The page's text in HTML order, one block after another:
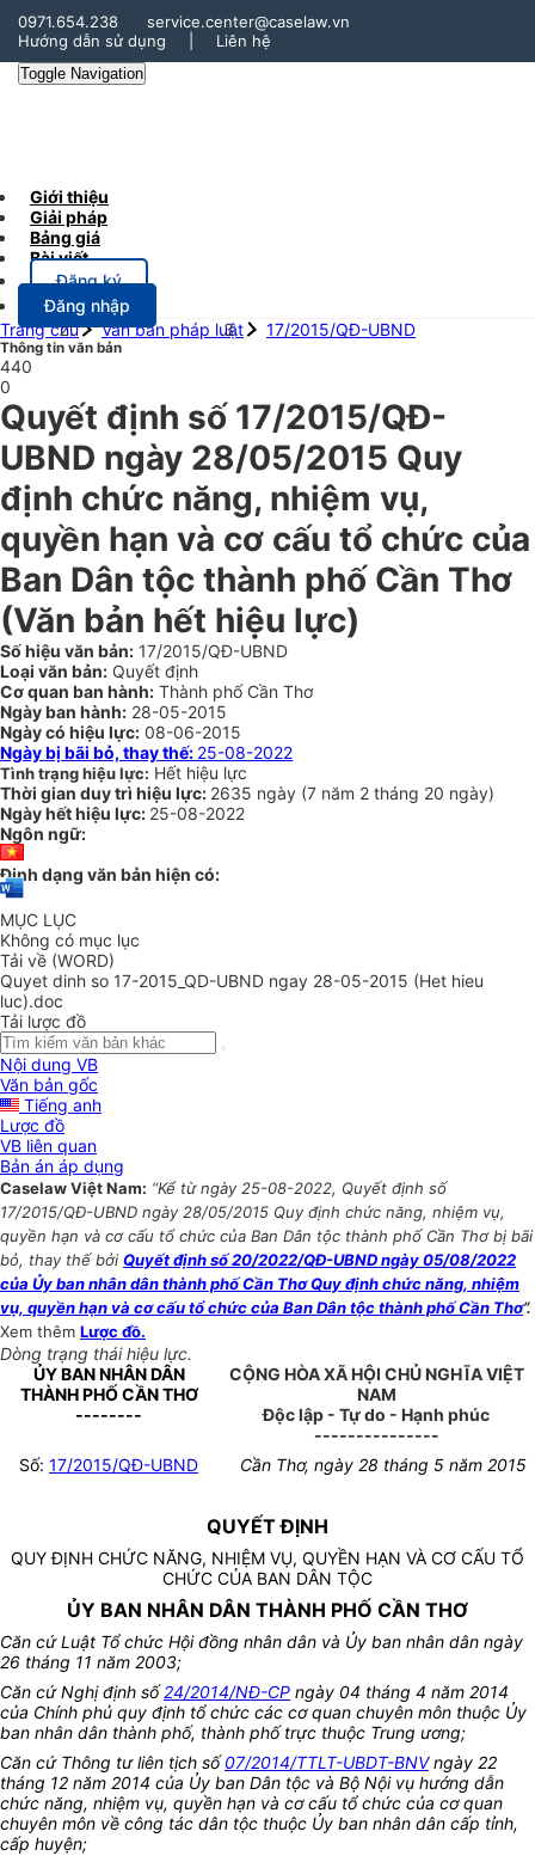
0971.654.238
service.center@caselaw.vn
Hướng dẫn sử dụng
Liên hệ
Toggle Navigation
Giới thiệu
Giải pháp
Bảng giá
Bài viết
Đăng ký
Đăng nhập
Trang chủ
Văn bản pháp luật 17/2015/QĐ-UBND
Thông tin văn bản
440
0
Quyết định số 17/2015/QĐ-
UBND ngày 28/05/2015 Quy
định chức năng, nhiệm vụ,
quyền hạn và cơ cấu tổ chức của
Ban Dân tộc thành phố Cần Thơ
(Văn bản hết hiệu lực)
Số hiệu văn bản: 17/2015/QĐ-UBND
Loại văn bản: Quyết định
Cơ quan ban hành: Thành phố Cần Thơ
Ngày ban hành: 28-05-2015
Ngày có hiệu lực: 08-06-2015
Ngày bị bãi bỏ, thay thế: 25-08-2022
Tình trạng hiệu lực: Hết hiệu lực
Thời gian duy trì hiệu lực: 2635 ngày (7 năm 2 tháng 20 ngày)
Ngày hết hiệu lực: 25-08-2022
Ngôn ngữ:
Định dạng văn bản hiện có:
MỤC LỤC
Không có mục lục
Tải về (WORD)
Quyet dinh so 17-2015_QD-UBND ngay 28-05-2015 (Het hieu
luc).doc
Tải lược đồ
Nội dung VB
Văn bản gốc
Tiếng anh
Lược đồ
VB liên quan
Bản án áp dụng
Caselaw Việt Nam: “Kể từ ngày 25-08-2022, Quyết định số
17/2015/QĐ-UBND ngày 28/05/2015 Quy định chức năng, nhiệm vụ,
quyền hạn và cơ cấu tổ chức của Ban Dân tộc thành phố Cần Thơ bị bãi
bỏ, thay thế bởi Quyết định số 20/2022/QĐ-UBND ngày 05/08/2022
của Ủy ban nhân dân thành phố Cần Thơ Quy định chức năng, nhiệm
vụ, quyền hạn và cơ cấu tổ chức của Ban Dân tộc thành phố Cần Thơ”.
Xem thêm Lược đồ.
Dòng trạng thái hiệu lực.
ỦY BAN NHÂN DÂN
THÀNH PHỐ CẦN THƠ
--------
CỘNG HÒA XÃ HỘI CHỦ NGHĨA VIỆT
NAM
Độc lập - Tự do - Hạnh phúc
---------------
Số: 17/2015/QĐ-UBND Cần Thơ, ngày 28 tháng 5 năm 2015
QUYẾT ĐỊNH
QUY ĐỊNH CHỨC NĂNG, NHIỆM VỤ, QUYỀN HẠN VÀ CƠ CẤU TỔ
CHỨC CỦA BAN DÂN TỘC
ỦY BAN NHÂN DÂN THÀNH PHỐ CẦN THƠ
Căn cứ Luật Tổ chức Hội đồng nhân dân và Ủy ban nhân dân ngày
26 tháng 11 năm 2003;
Căn cứ Nghị định số24/2014/NĐ-CP ngày 04 tháng 4 năm 2014
của Chính phủ quy định tổ chức các cơ quan chuyên môn thuộc Ủy
ban nhân dân thành phố, thành phố trực thuộc Trung ương;
Căn cứ Thông tư liên tịch số07/2014/TTLT-UBDT-BNVngày 22
tháng 12 năm 2014 của Ủy ban Dân tộc và Bộ Nội vụ hướng dẫn
chức năng, nhiệm vụ, quyền hạn và cơ cấu tổ chức của cơ quan
chuyên môn về công tác dân tộc thuộc Ủy ban nhân dân cấp tỉnh,
cấp huyện;